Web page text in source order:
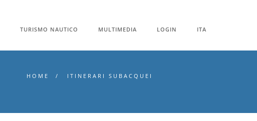
TURISMO NAUTICO MULTIMEDIA LOGIN ITA
HOME ITINERARI SUBACQUEI